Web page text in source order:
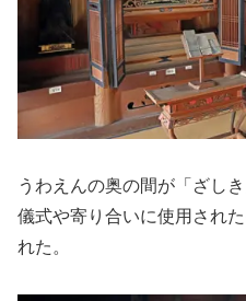
うわえんの奥の間が「ざしき
儀式や寄り合いに使用され
れた。